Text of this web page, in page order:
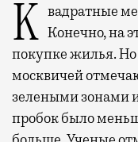
Квадратные метры, планировки, вид из окон. Конечно, на
покупке жилья. Но
москвичей
зелеными зонами
пробок было